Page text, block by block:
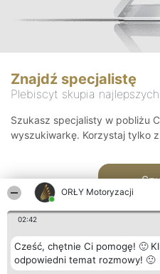
ORŁY Motoryzacji
02:42
Cześć, chętnie Ci pomogę! 🙂
odpowiedni temat rozmowy! 🙂
Znajdź specjalistę
Plebiscyt skupia
Szukasz specjalisty w pobliżu
wyszukiwarkę. Korzystaj tylko z